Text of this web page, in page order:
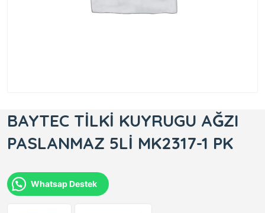
BAYTEC TİLKİ KUYRUGU AĞZI
PASLANMAZ 5Lİ MK2317-1 PK
Whatsap Destek